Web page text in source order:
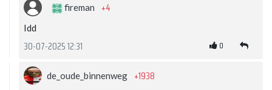
fireman +4
Idd
30-07-2025 12:31 0
de_oude_binnenweg +1938